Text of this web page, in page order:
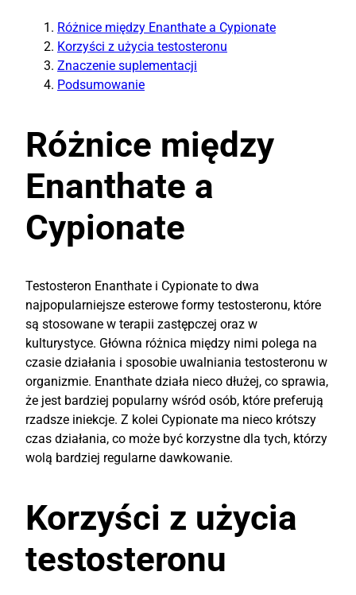
Różnice między Enanthate a Cypionate
Korzyści z użycia testosteronu
Znaczenie suplementacji
Podsumowanie
Różnice między
Enanthate a
Cypionate
Testosteron Enanthate i Cypionate to dwa
najpopularniejsze esterowe formy testosteronu, które
są stosowane w terapii zastępczej oraz w
kulturystyce. Główna różnica między nimi polega na
czasie działania i sposobie uwalniania testosteronu w
organizmie. Enanthate działa nieco dłużej, co sprawia,
że jest bardziej popularny wśród osób, które preferują
rzadsze iniekcje. Z kolei Cypionate ma nieco krótszy
czas działania, co może być korzystne dla tych, którzy
wolą bardziej regularne dawkowanie.
Korzyści z użycia
testosteronu